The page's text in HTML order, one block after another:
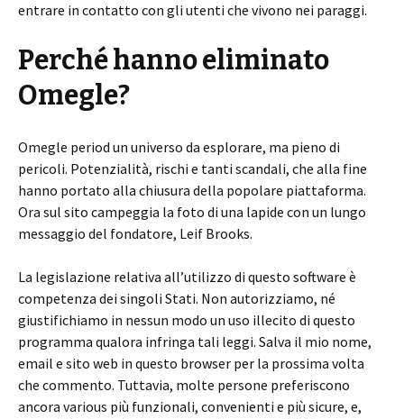
entrare in contatto con gli utenti che vivono nei paraggi.
Perché hanno eliminato
Omegle?
Omegle period un universo da esplorare, ma pieno di
pericoli. Potenzialità, rischi e tanti scandali, che alla fine
hanno portato alla chiusura della popolare piattaforma.
Ora sul sito campeggia la foto di una lapide con un lungo
messaggio del fondatore, Leif Brooks.
La legislazione relativa all’utilizzo di questo software è
competenza dei singoli Stati. Non autorizziamo, né
giustifichiamo in nessun modo un uso illecito di questo
programma qualora infringa tali leggi. Salva il mio nome,
email e sito web in questo browser per la prossima volta
che commento. Tuttavia, molte persone preferiscono
ancora various più funzionali, convenienti e più sicure, e,